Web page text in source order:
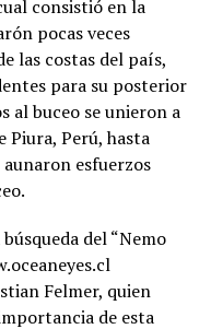
consistió en la
pocas veces
las costas del país,
para su posterior
al buceo se unieron a
Piura, Perú, hasta
esfuerzos
del “Nemo
Felmer, quien
de esta